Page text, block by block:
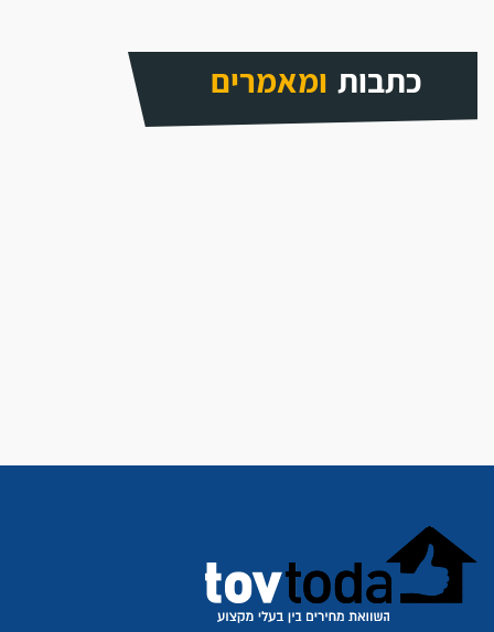
כתבות ומאמרים